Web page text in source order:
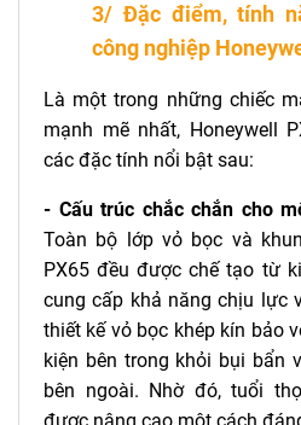
3/ Đặc điểm, tính
công nghiệp
Là một trong những chiếc
mạnh mẽ nhất, Honeywell
các đặc tính nổi bật sau:
- Cấu trúc chắc chắn cho
Toàn bộ lớp vỏ bọc và
PX65 đều được chế tạo từ
cung cấp khả năng chịu lực
thiết kế vỏ bọc khép kín bảo
kiện bên trong khỏi bụi bẩn
bên ngoài. Nhờ đó, tuổi